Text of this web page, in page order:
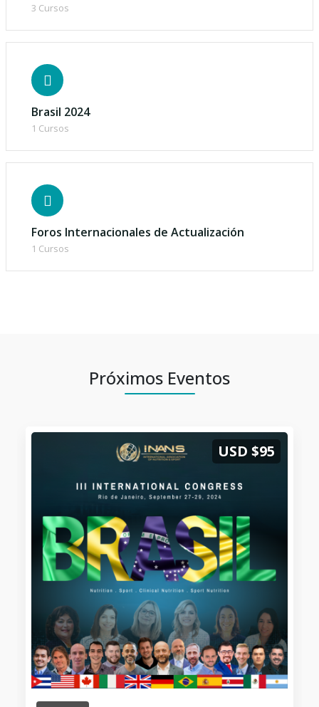
3 Cursos
Brasil 2024
1 Cursos
Foros Internacionales de Actualización
1 Cursos
Próximos Eventos
USD $95